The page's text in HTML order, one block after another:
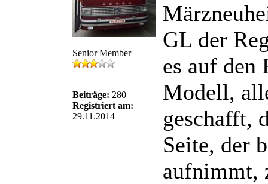
Senior Member
Beiträge: 280
Registriert am:
29.11.2014
GL der
es auf den
Modell,
geschafft,
Seite, der
aufnimmt,